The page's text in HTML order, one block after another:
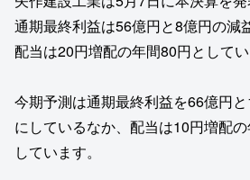
通期最終利益は56億円と8億円の減
配当は20円増配の年間80円としてい
今期予測は通期最終利益を66億円
にしているなか、配当は10円増配
しています。